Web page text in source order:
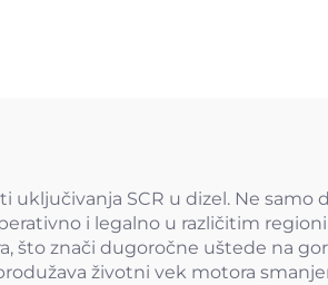
SCR u dizel. Ne samo
i legalno u različitim
znači dugoročne uštede na
životni vek motora